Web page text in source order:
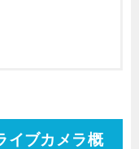
イブカメラ概